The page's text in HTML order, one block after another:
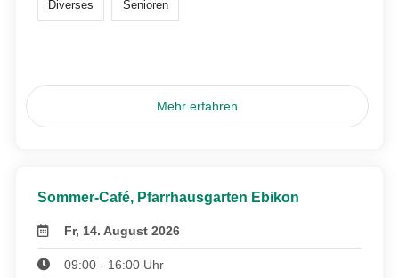
Diverses Senioren
Mehr erfahren
Sommer-Café, Pfarrhausgarten Ebikon
Fr, 14. August 2026
09:00 - 16:00 Uhr